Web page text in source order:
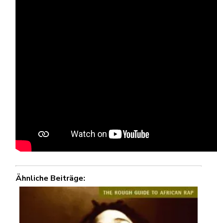
Ähnliche Beiträge: